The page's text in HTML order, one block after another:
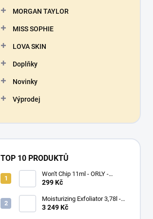
MORGAN TAYLOR
MISS SOPHIE
LOVA SKIN
Doplňky
Novinky
Výprodej
TOP 10 PRODUKTŮ
Won't Chip 11ml - ORLY -
vrchní vrstva proti olupování
299 Kč
Moisturizing Exfoliator 3,78l -
ORLYPRO - hydratační peeling
3 249 Kč